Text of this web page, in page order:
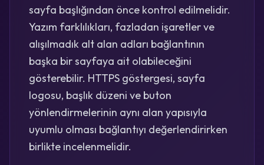
sayfa başlığından önce kontrol edilmelidir.
Yazım farklılıkları, fazladan işaretler ve
alışılmadık alt alan adları bağlantının
başka bir sayfaya ait olabileceğini
gösterebilir. HTTPS göstergesi, sayfa
logosu, başlık düzeni ve buton
yönlendirmelerinin aynı alan yapısıyla
uyumlu olması bağlantıyı değerlendirirken
birlikte incelenmelidir.